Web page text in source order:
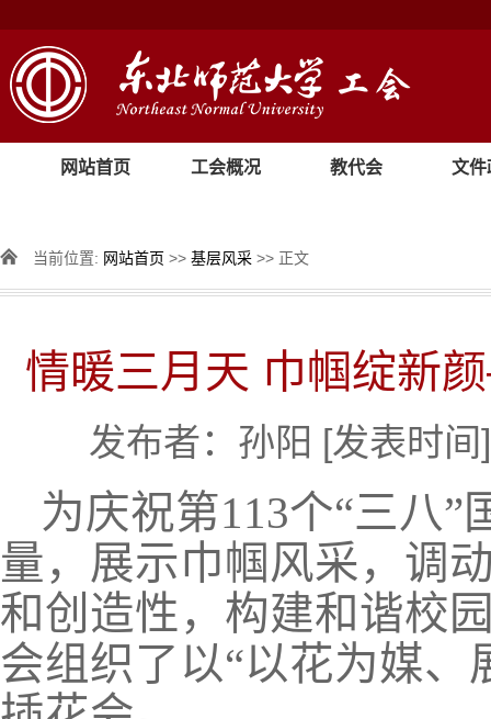
网站首页 工会概况 教代会 文件
当前位置: 网站首页 >> 基层风采 >> 正文
情暖三月天 巾帼绽新
发布者：孙阳 [发表时
为庆祝第113个“三八”
量，展示巾帼风采，调
和创造性，构建和谐校
会组织了以“以花为媒、